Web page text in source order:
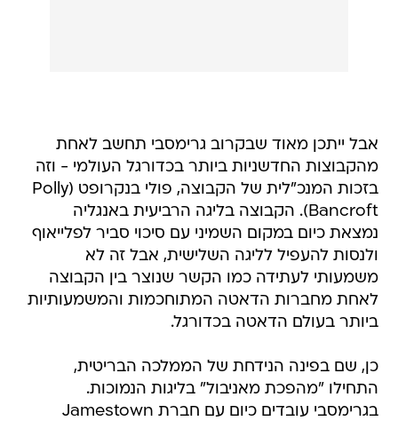
אבל ייתכן מאוד שבקרוב גרימסבי תחשב לאחת
מהקבוצות החדשניות ביותר בכדורגל העולמי - וזה
בזכות המנכ"לית של הקבוצה, פולי בנקרופט (Polly
Bancroft). הקבוצה בליגה הרביעית באנגליה
נמצאת כיום במקום השמיני עם סיכוי סביר לפלייאוף
ולנסות להעפיל לליגה השלישית, אבל זה לא
משמעותי לעתידה כמו הקשר שנוצר בין הקבוצה
לאחת מחברות הדאטה המתוחכמות והמשמעותיות
ביותר בעולם הדאטה בכדורגל.
כן, שם בפינה הנידחת של הממלכה הבריטית,
התחילו "מהפכת מאניבול" בליגות הנמוכות.
בגרימסבי עובדים כיום עם חברת Jamestown